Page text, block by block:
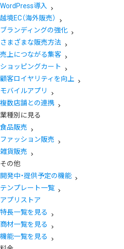
WordPress導入
越境EC（海外販売）
ブランディングの強化
さまざまな販売方法
売上につながる集客
ショッピングカート
顧客ロイヤリティを向上
モバイルアプリ
複数店舗との連携
業種別に見る
食品販売
ファッション販売
雑貨販売
その他
開発中・提供予定の機能
テンプレート一覧
アプリストア
特長一覧を見る
商材一覧を見る
機能一覧を見る